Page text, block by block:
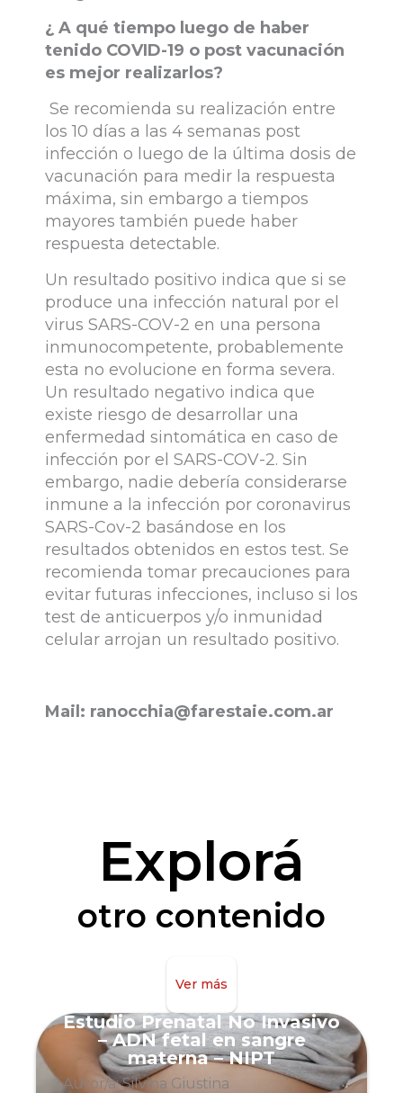
¿ A qué tiempo luego de haber
tenido COVID-19 o post vacunación
es mejor realizarlos?
Se recomienda su realización entre
los 10 días a las 4 semanas post
infección o luego de la última dosis de
vacunación para medir la respuesta
máxima, sin embargo a tiempos
mayores también puede haber
respuesta detectable.
Un resultado positivo indica que si se
produce una infección natural por el
virus SARS-COV-2 en una persona
inmunocompetente, probablemente
esta no evolucione en forma severa.
Un resultado negativo indica que
existe riesgo de desarrollar una
enfermedad sintomática en caso de
infección por el SARS-COV-2. Sin
embargo, nadie debería considerarse
inmune a la infección por coronavirus
SARS-Cov-2 basándose en los
resultados obtenidos en estos test. Se
recomienda tomar precauciones para
evitar futuras infecciones, incluso si los
test de anticuerpos y/o inmunidad
celular arrojan un resultado positivo.
Mail: ranocchia@farestaie.com.ar
Explorá
otro contenido
Ver más
Estudio Prenatal No Invasivo
– ADN fetal en sangre
materna – NIPT
Autor/a: Silvina Giustina